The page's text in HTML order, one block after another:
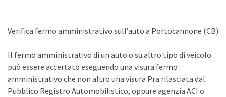
Verifica fermo amministrativo sull’auto a Portocannone (CB)
Il fermo amministrativo di un auto o su altro tipo di veicolo
può essere accertato eseguendo una visura fermo
amministrativo che non altro una visura Pra rilasciata dal
Pubblico Registro Automobilistico, oppure agenzia ACI o